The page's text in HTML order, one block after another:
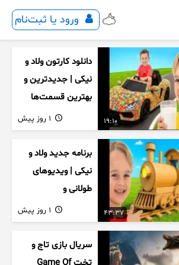
ورود یا ثبت‌نام
19:10
دانلود کارتون ولاد و
نیکی | جدیدترین و
بهترین قسمت‌ها
43:37
برنامه جدید ولاد و
نیکی | ویدیوهای
طولانی و
سرگرم‌کننده کودکان
سریال بازی تاج و